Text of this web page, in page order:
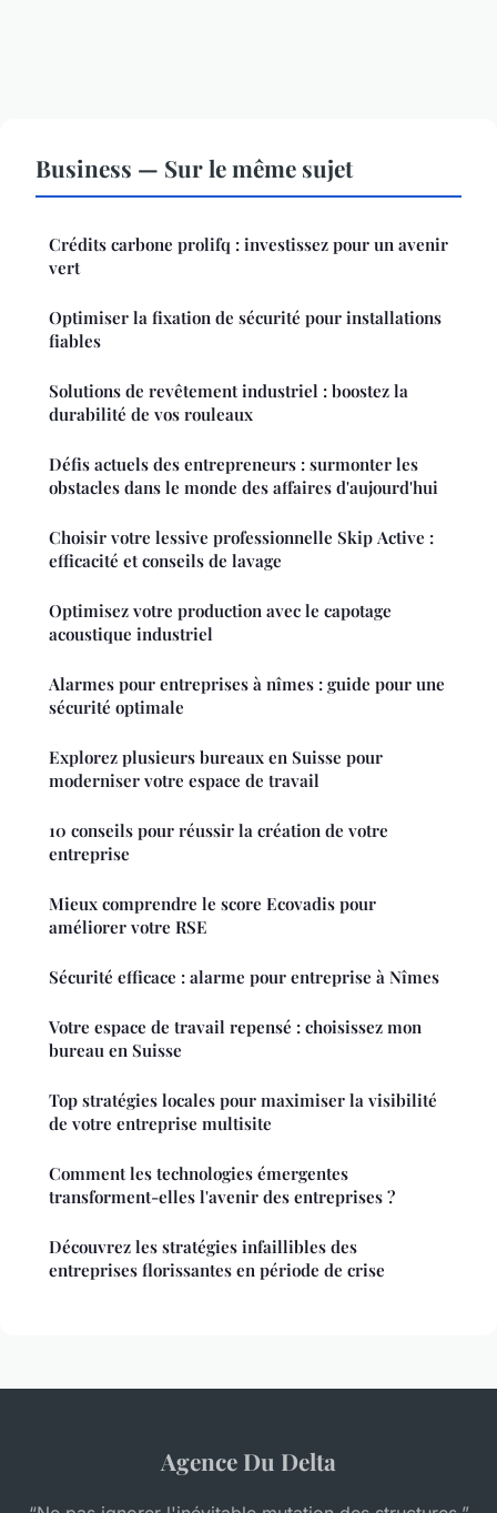
Business — Sur le même sujet
Crédits carbone prolifq : investissez pour un avenir
vert
Optimiser la fixation de sécurité pour installations
fiables
Solutions de revêtement industriel : boostez la
durabilité de vos rouleaux
Défis actuels des entrepreneurs : surmonter les
obstacles dans le monde des affaires d'aujourd'hui
Choisir votre lessive professionnelle Skip Active :
efficacité et conseils de lavage
Optimisez votre production avec le capotage
acoustique industriel
Alarmes pour entreprises à nîmes : guide pour une
sécurité optimale
Explorez plusieurs bureaux en Suisse pour
moderniser votre espace de travail
10 conseils pour réussir la création de votre
entreprise
Mieux comprendre le score Ecovadis pour
améliorer votre RSE
Sécurité efficace : alarme pour entreprise à Nîmes
Votre espace de travail repensé : choisissez mon
bureau en Suisse
Top stratégies locales pour maximiser la visibilité
de votre entreprise multisite
Comment les technologies émergentes
transforment-elles l'avenir des entreprises ?
Découvrez les stratégies infaillibles des
entreprises florissantes en période de crise
Agence Du Delta